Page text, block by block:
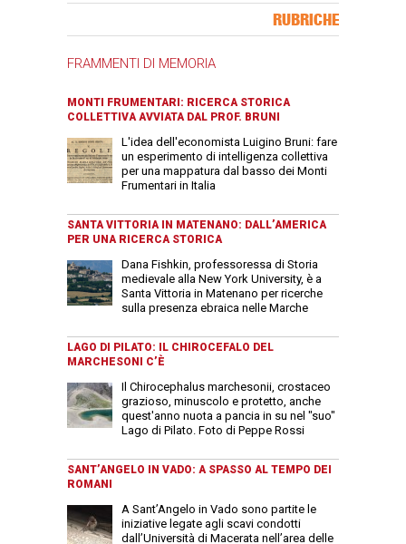
RUBRICHE
FRAMMENTI DI MEMORIA
MONTI FRUMENTARI: RICERCA STORICA
COLLETTIVA AVVIATA DAL PROF. BRUNI
L'idea dell'economista Luigino Bruni: fare
un esperimento di intelligenza collettiva
per una mappatura dal basso dei Monti
Frumentari in Italia
SANTA VITTORIA IN MATENANO: DALL’AMERICA
PER UNA RICERCA STORICA
Dana Fishkin, professoressa di Storia
medievale alla New York University, è a
Santa Vittoria in Matenano per ricerche
sulla presenza ebraica nelle Marche
LAGO DI PILATO: IL CHIROCEFALO DEL
MARCHESONI C’È
Il Chirocephalus marchesonii, crostaceo
grazioso, minuscolo e protetto, anche
quest'anno nuota a pancia in su nel "suo"
Lago di Pilato. Foto di Peppe Rossi
SANT’ANGELO IN VADO: A SPASSO AL TEMPO DEI
ROMANI
A Sant’Angelo in Vado sono partite le
iniziative legate agli scavi condotti
dall’Università di Macerata nell’area delle